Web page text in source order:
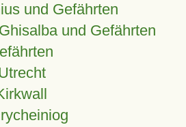
und Gefährten
und Gefährten